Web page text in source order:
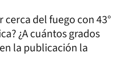
cerca del fuego con 43°
¿A cuántos grados
la publicación la